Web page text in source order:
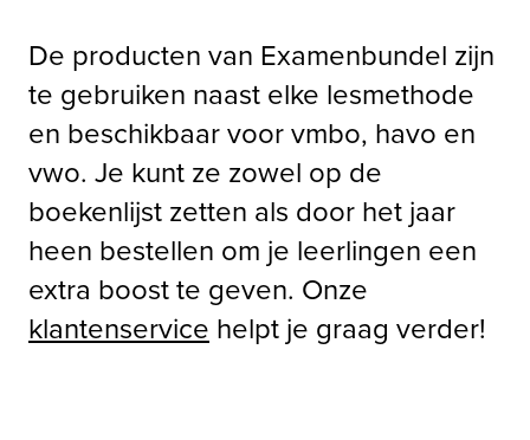
De producten van Examenbundel zijn
te gebruiken naast elke lesmethode
en beschikbaar voor vmbo, havo en
vwo. Je kunt ze zowel op de
boekenlijst zetten als door het jaar
heen bestellen om je leerlingen een
klantenservice helpt je graag verder!